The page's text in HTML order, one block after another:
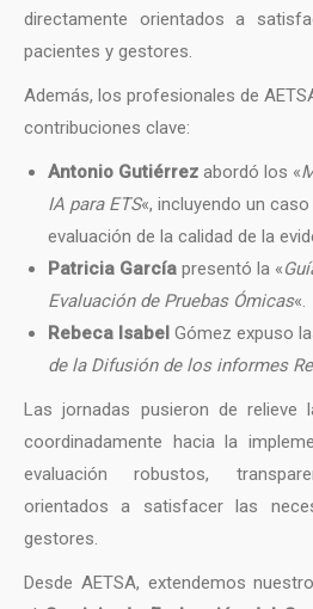
directamente orientados a
pacientes y gestores.
Además, los profesionales de
contribuciones clave:
Antonio Gutiérrez abordó los «
IA para ETS«, incluyendo un
evaluación de la calidad de la
Patricia García presentó la «
Evaluación de Pruebas Ómicas«.
Rebeca Isabel Gómez expuso
de la Difusión de los informes
Las jornadas pusieron de relieve
coordinadamente hacia la
evaluación robustos,
orientados a satisfacer las
gestores.
Desde AETSA, extendemos